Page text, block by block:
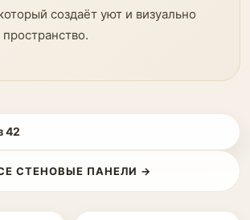
создаёт уют и визуально
42
СТЕНОВЫЕ ПАНЕЛИ →